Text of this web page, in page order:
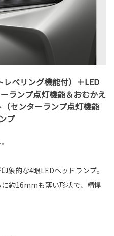
ベリング機能付）＋LED
ランプ点灯機能＆おむかえ
センターランプ点灯機能
プ
象的な4眼LEDヘッドランプ。
約16mmも薄い形状で、精悍